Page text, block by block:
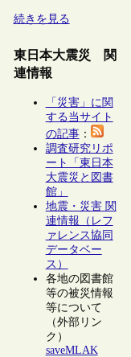
続きを見る
東日本大震災 関
連情報
「災害」に関
する当サイト
の記事：
調査研究リポ
ート「東日本
大震災と図書
館」
地震・災害 関
連情報（レフ
ァレンス協同
データベー
ス）
各地の図書館
等の被災情報
等について
（外部リン
ク）
saveMLAK